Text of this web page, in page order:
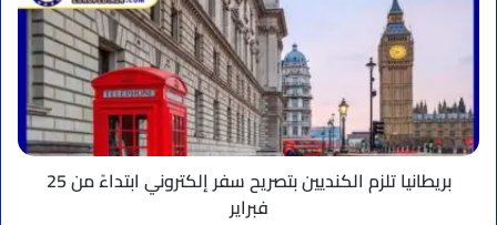
ابتداءً
من
25
فبراير
بريطانيا تلزم الكنديين بتصريح سفر إلكتروني ابتداءً من 25
فبراير